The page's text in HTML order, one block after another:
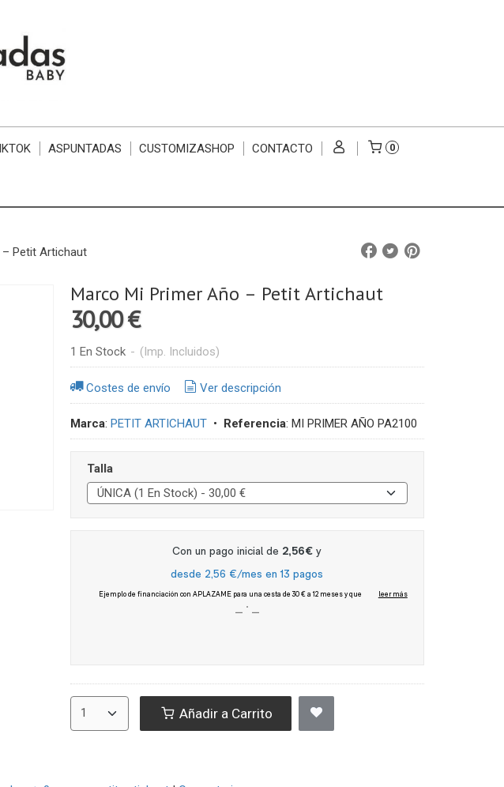
ASPUNTADAS CUSTOMIZASHOP CONTACTO 0
Petit Artichaut
​Marco Mi Primer Año – Petit Artichaut
30,00 €
1 En Stock - (Imp. Incluidos)
Costes de envío Ver descripción
Marca: PETIT ARTICHAUT• Referencia: MI PRIMER AÑO PA2100
Talla
Añadir a Carrito